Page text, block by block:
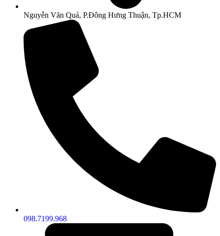
Nguyễn Văn Quá, P.Đông Hưng Thuận, Tp.HCM
098.7199.968